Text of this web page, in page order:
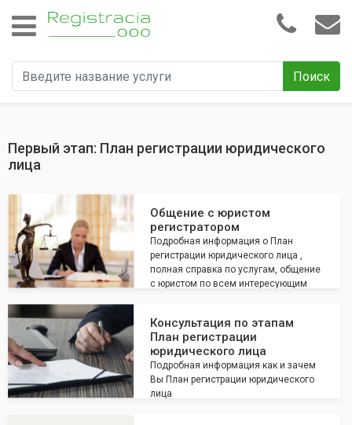
Поиск
Первый этап: План регистрации юридического
лица
Общение с юристом
регистратором
Подробная информация о План
регистрации юридического лица ,
полная справка по услугам, общение
с юристом по всем интересующим
Консультация по этапам
План регистрации
юридического лица
Подробная информация как и зачем
Вы План регистрации юридического
лица